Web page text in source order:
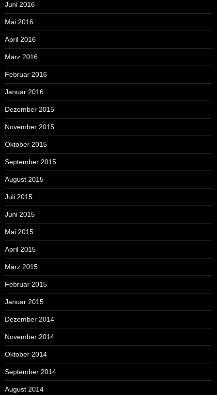
Juni 2016
Mai 2016
April 2016
März 2016
Februar 2016
Januar 2016
Dezember 2015
November 2015
Oktober 2015
September 2015
August 2015
Juli 2015
Juni 2015
Mai 2015
April 2015
März 2015
Februar 2015
Januar 2015
Dezember 2014
November 2014
Oktober 2014
September 2014
August 2014